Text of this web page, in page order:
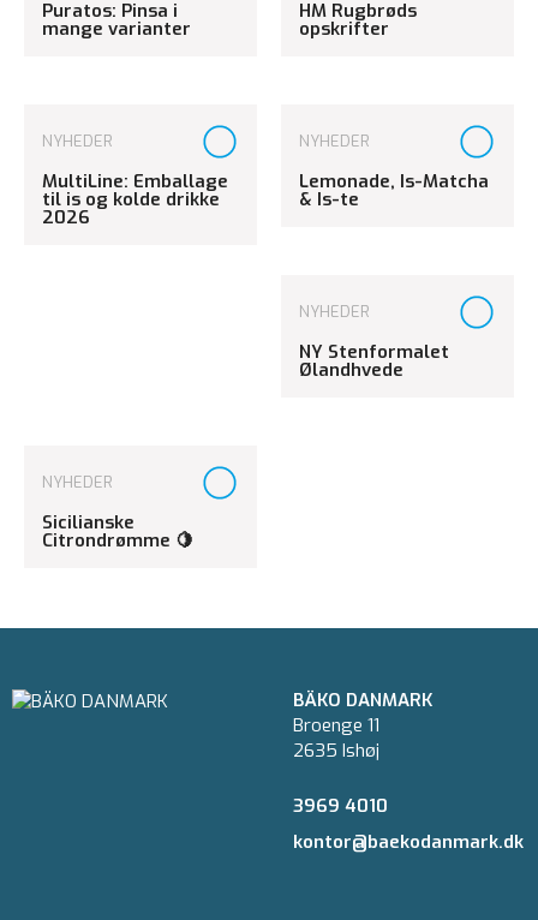
Puratos: Pinsa i
mange varianter
HM Rugbrøds
opskrifter
NYHEDER
MultiLine: Emballage
til is og kolde drikke
2026
NYHEDER
Lemonade, Is-Matcha
& Is-te
NYHEDER
NY Stenformalet
Ølandhvede
NYHEDER
Sicilianske
Citrondrømme 🍋
BÄKO DANMARK
Broenge 11
2635 Ishøj
3969 4010
kontor@baekodanmark.dk